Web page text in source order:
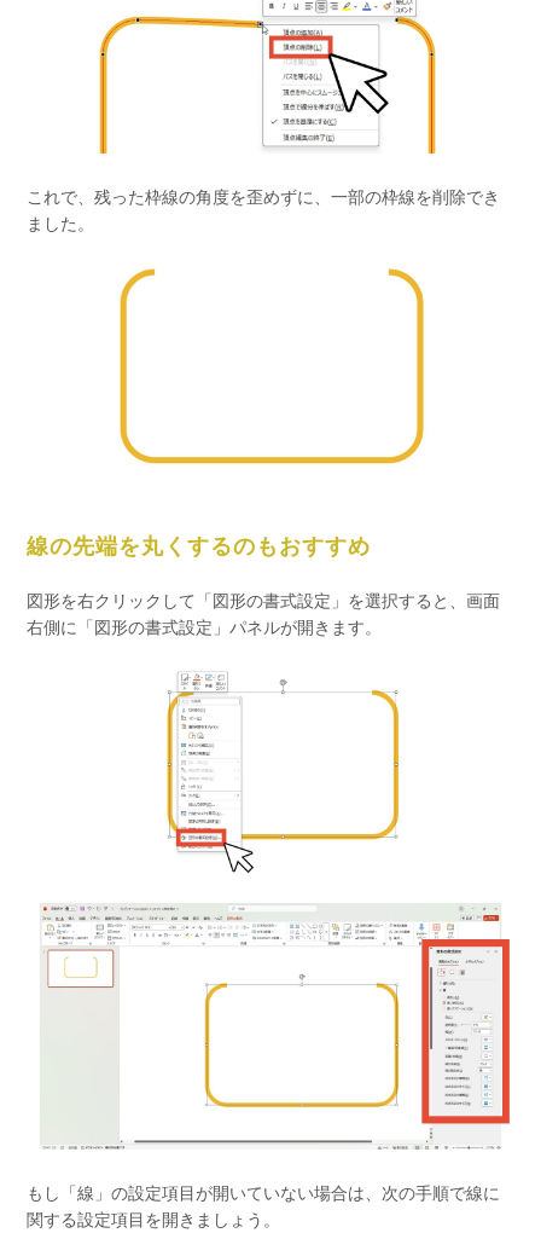
これで、残った枠線の角度を歪めずに、一部の枠線を削除でき
ました。
線の先端を丸くするのもおすすめ
図形を右クリックして「図形の書式設定」を選択すると、画面
右側に「図形の書式設定」パネルが開きます。
もし「線」の設定項目が開いていない場合は、次の手順で線に
関する設定項目を開きましょう。